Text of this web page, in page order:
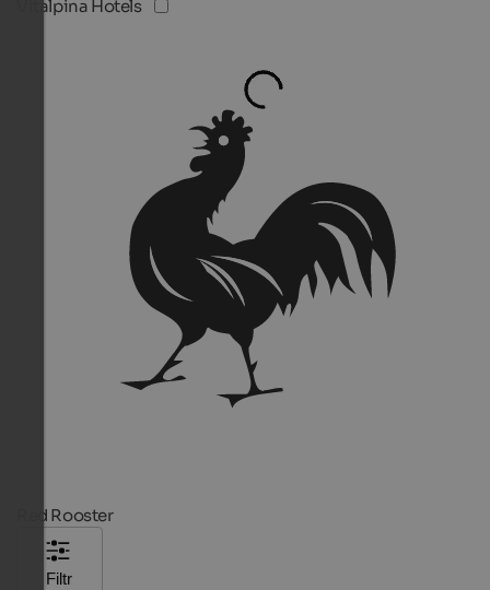
Vitalpina Hotels
Red Rooster
Filtr